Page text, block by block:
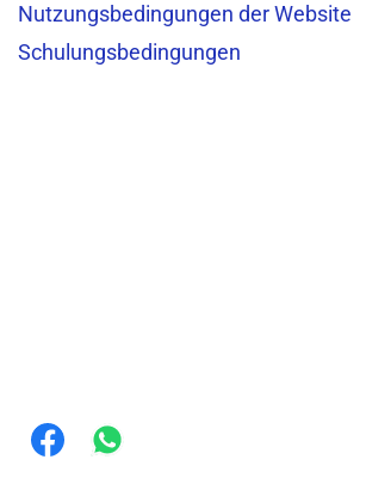
Nutzungsbedingungen der Website
Schulungsbedingungen